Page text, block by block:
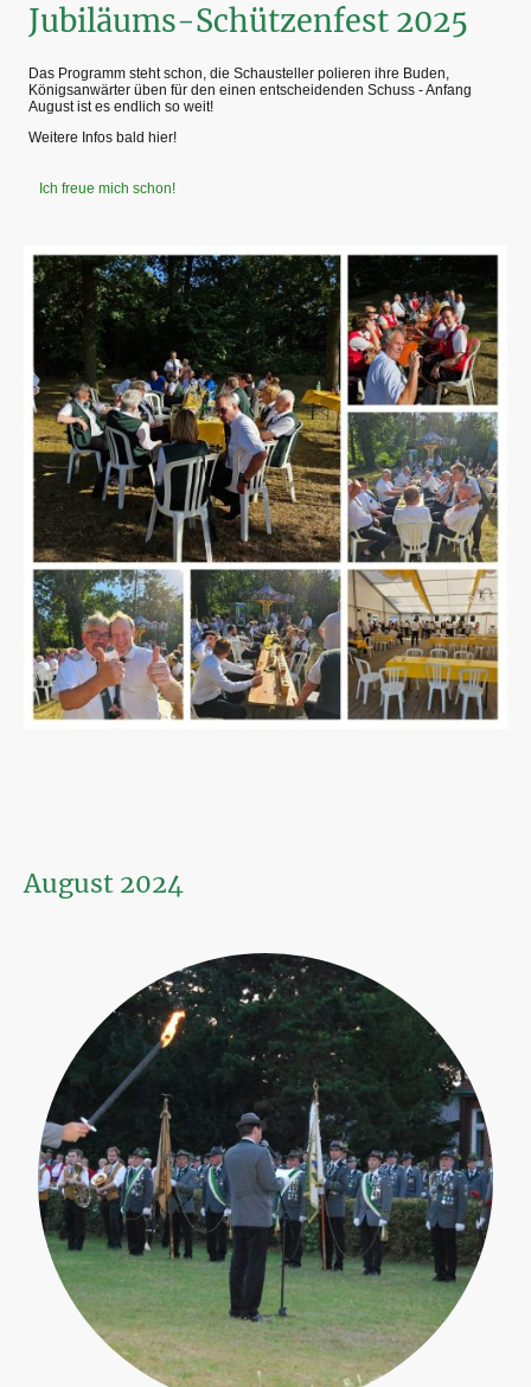
Jubiläums-Schützenfest 2025
Das Programm steht schon, die Schausteller polieren ihre Buden,
Königsanwärter üben für den einen entscheidenden Schuss - Anfang
August ist es endlich so weit!
Weitere Infos bald hier!
Ich freue mich schon!
August 2024